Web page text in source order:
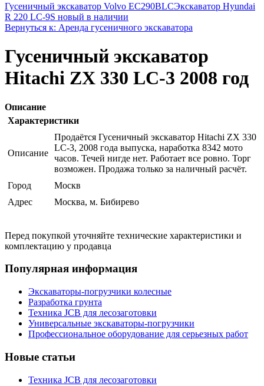
Гусеничный экскаватор Volvo EC290BLCЭкскаватор Hyundai
R 220 LC-9S новый в наличии
Вернуться к: Аренда гусеничного экскаватора
Гусеничный экскаватор
Hitachi ZX 330 LC-3 2008 год
Описание
Характеристики
Описание
Продаётся Гусеничный экскаватор Hitachi ZX 330
LC-3, 2008 года выпуска, наработка 8342 мото
часов. Течей нигде нет. Работает все ровно. Торг
возможен. Продажа только за наличный расчёт.
Город
Москв
Адрес
Москва, м. Бибирево
Перед покупкой уточняйте технические характеристики и
комплектацию у продавца
Популярная информация
Экскаваторы-погрузчики колесные
Разработка грунта
Техника JCB для лесозаготовки
Универсальные экскаваторы-погрузчики
Профессиональное оборудование для серьезных работ
Новые статьи
Техника JCB для лесозаготовки